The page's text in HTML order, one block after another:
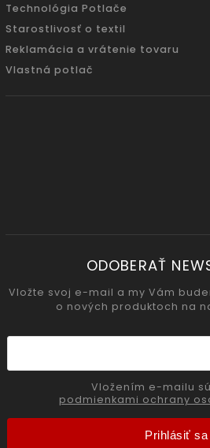
Technológia Potlače
Starostlivosť o textil
Reklamácia a vrátenie tovaru
Vlastná potlač
ODOBERAŤ
Vložte svoj e-mail a my Vám
o nových produktoch na
podmienkami ochrany
Prihlásiť sa